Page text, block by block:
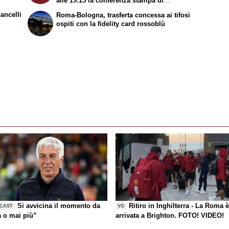
Renato Dall'Ara
Roma-Bologna, trasferta concessa ai tifosi
ospiti con la fidelity card rossoblù
Si avvicina il momento da
o mai più”
VG
Ritiro in Inghilterra - La Roma è
arrivata a Brighton. FOTO! VIDEO!